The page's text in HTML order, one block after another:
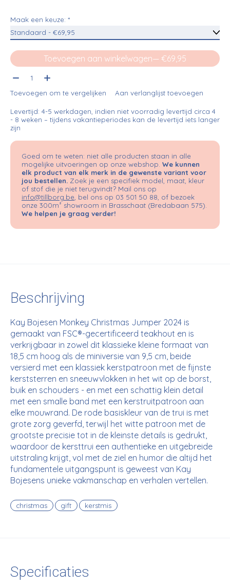
Maak een keuze: *
Toevoegen aan winkelwagen
— €69,95
Aantal:
Toevoegen om te vergelijken Aan verlanglijst toevoegen
Levertijd: 4-5 werkdagen, indien niet voorradig levertijd circa 4
- 8 weken – tijdens vakantieperiodes kan de levertijd iets langer
zijn
Goed om te weten: niet alle producten staan in alle
mogelijke uitvoeringen op onze webshop. We kunnen
elk product van elk merk in de gewenste variant voor
jou bestellen. Zoek je een specifiek model, maat, kleur
of stof die je niet terugvindt? Mail ons op
info@tillborg.be , bel ons op 03 501 50 88, of bezoek
onze 300m² showroom in Brasschaat (Bredabaan 575).
We helpen je graag verder!
Beschrijving
Kay Bojesen Monkey Christmas Jumper 2024 is
gemaakt van FSC®-gecertificeerd teakhout en is
verkrijgbaar in zowel dit klassieke kleine formaat van
18,5 cm hoog als de miniversie van 9,5 cm, beide
versierd met een klassiek kerstpatroon met de fijnste
kerststerren en sneeuwvlokken in het wit op de borst,
buik en schouders - en met een schattig klein detail
met een smalle band met een kerstruitpatroon aan
elke mouwrand. De rode basiskleur van de trui is met
grote zorg geverfd, terwijl het witte patroon met de
grootste precisie tot in de kleinste details is gedrukt,
waardoor de kersttrui een authentieke en uitgebreide
uitstraling krijgt, vol met de ziel en humor die altijd het
fundamentele uitgangspunt is geweest van Kay
Bojesens unieke vakmanschap en verhalen vertellen.
christmas gift kerstmis
Specificaties